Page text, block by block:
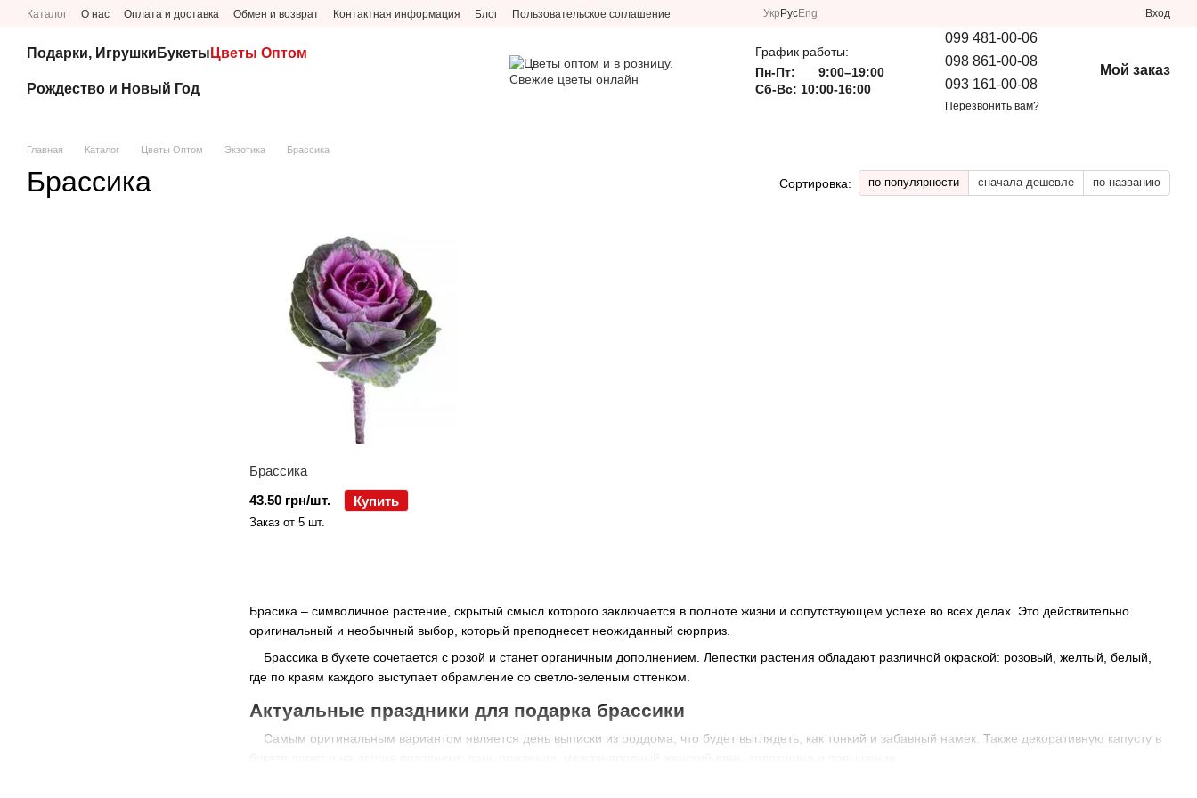
Перейти к основному контенту
Каталог О нас Оплата и доставка Обмен и возврат Контактная информация Блог Пользовательское соглашение Укр РусEng Вход
Подарки, Игрушки Букеты Цветы Оптом
Рождество и Новый Год
График работы:
Пн-Пт:
9:00–19:00
Сб-Вс: 10:00-16:00
099 481-00-06
098 861-00-08
093 161-00-08
Перезвонить вам?
Мой заказ
Главная Каталог Цветы Оптом Экзотика Брассика
Брассика Сортировка: по популярности сначала дешевле по названию
Брасика – символичное растение, скрытый смысл которого заключается в полноте жизни и сопутствующем успехе во всех делах. Это действительно
оригинальный и необычный выбор, который преподнесет неожиданный сюрприз.
Брассика в букете сочетается с розой и станет органичным дополнением. Лепестки растения обладают различной окраской: розовый, желтый, белый,
где по краям каждого выступает обрамление со светло-зеленым оттенком.
Актуальные праздники для подарка брассики
Самым оригинальным вариантом является день выписки из роддома, что будет выглядеть, как тонкий и забавный намек. Также декоративную капусту в
Брассика
43.50 грн/шт.
Купить
Заказ от 5 шт.